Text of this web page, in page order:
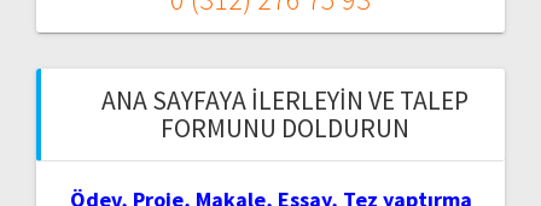
ANA SAYFAYA İLERLEYIN VE TALEP
FORMUNU DOLDURUN
Ödev, Proje, Makale, Essay, Tez yaptırma